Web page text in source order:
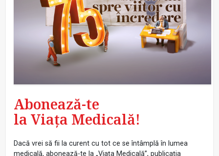
Abonează-te
la Viața Medicală!
Dacă vrei să fii la curent cu tot ce se întâmplă în lumea
medicală, abonează-te la „Viața Medicală”, publicația